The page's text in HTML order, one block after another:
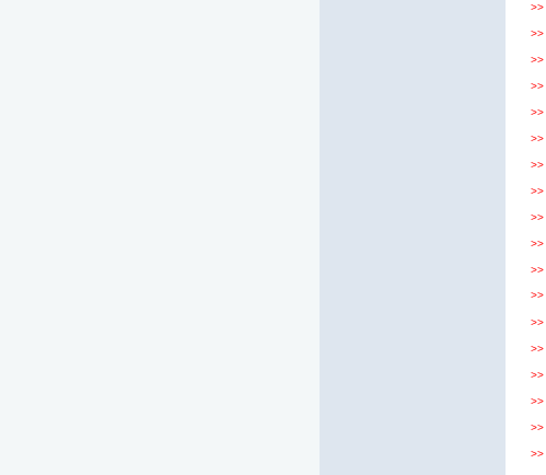
>>
>>
>>
>>
>>
>>
>>
>>
>>
>>
>>
>>
>>
>>
>>
>>
>>
>>